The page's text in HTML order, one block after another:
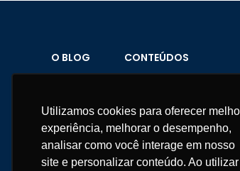
Utilizamos cookies para oferecer
experiência, melhorar o desempenho,
analisar como você interage em nosso
site e personalizar conteúdo. Ao utilizar
O BLOG
Materiais
Fale conosco
CONTEÚDOS
Feriados
Dicas e ações nas
Eventos corporativos
Presentes e brindes